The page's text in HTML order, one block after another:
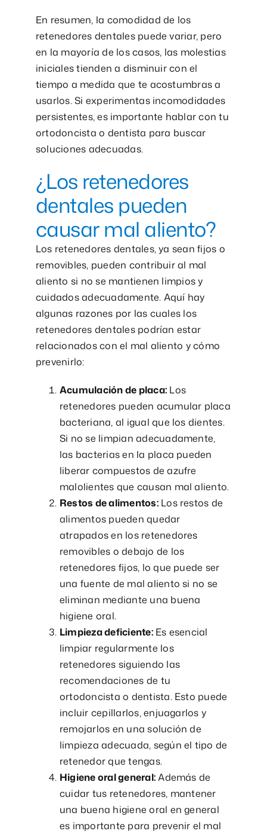
En resumen, la comodidad de los
retenedores dentales puede variar, pero
en la mayoría de los casos, las molestias
iniciales tienden a disminuir con el
tiempo a medida que te acostumbras a
usarlos. Si experimentas incomodidades
persistentes, es importante hablar con tu
ortodoncista o dentista para buscar
soluciones adecuadas.
¿Los retenedores
dentales pueden
causar mal aliento?
Los retenedores dentales, ya sean fijos o
removibles, pueden contribuir al mal
aliento si no se mantienen limpios y
cuidados adecuadamente. Aquí hay
algunas razones por las cuales los
retenedores dentales podrían estar
relacionados con el mal aliento y cómo
prevenirlo:
Acumulación de placa: Los
retenedores pueden acumular placa
bacteriana, al igual que los dientes.
Si no se limpian adecuadamente,
las bacterias en la placa pueden
liberar compuestos de azufre
malolientes que causan mal aliento.
Restos de alimentos:Los restos de
alimentos pueden quedar
atrapados en los retenedores
removibles o debajo de los
retenedores fijos, lo que puede ser
una fuente de mal aliento si no se
eliminan mediante una buena
higiene oral.
Limpieza deficiente:Es esencial
limpiar regularmente los
retenedores siguiendo las
recomendaciones de tu
ortodoncista o dentista. Esto puede
incluir cepillarlos, enjuagarlos y
remojarlos en una solución de
limpieza adecuada, según el tipo de
retenedor que tengas.
Higiene oral general:Además de
cuidar tus retenedores, mantener
una buena higiene oral en general
es importante para prevenir el mal